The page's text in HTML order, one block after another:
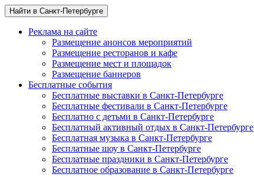
Найти в Санкт-Петербурге
Реклама на сайте
Размещение анонсов мероприятий
Размещение ресторанов и кафе
Размещение мест и площадок
Размещение баннеров
Бесплатные события
Бесплатные выставки в Санкт-Петербурге
Бесплатные фестивали в Санкт-Петербурге
Бесплатно с детьми в Санкт-Петербурге
Бесплатный активный отдых в Санкт-Петербурге
Бесплатная музыка в Санкт-Петербурге
Бесплатные шоу в Санкт-Петербурге
Бесплатные праздники в Санкт-Петербурге
Бесплатное образование в Санкт-Петербурге